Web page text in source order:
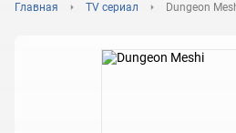
Главная TV сериал Dungeon